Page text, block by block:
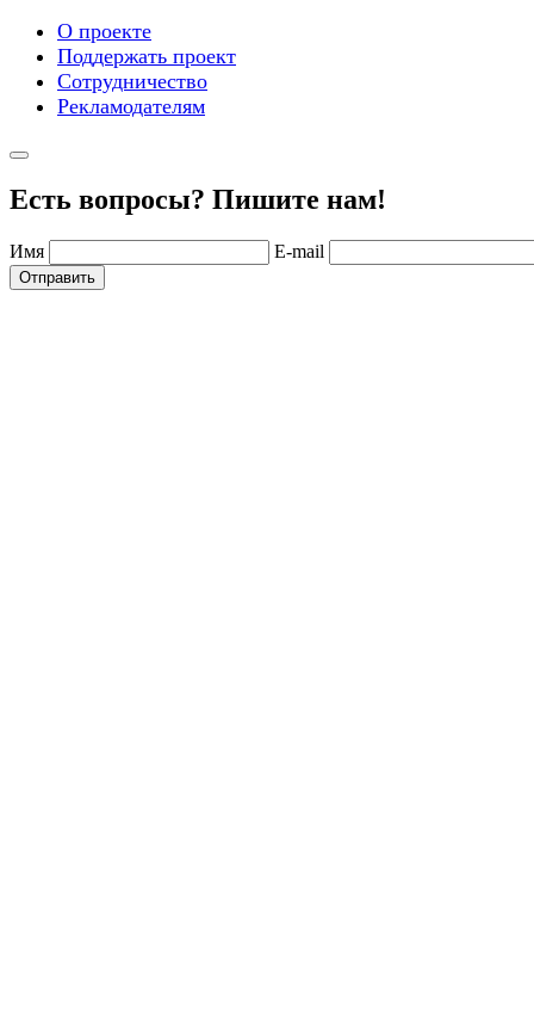
О проекте
Поддержать проект
Сотрудничество
Рекламодателям
Есть вопросы? Пишите нам!
Имя E-mail